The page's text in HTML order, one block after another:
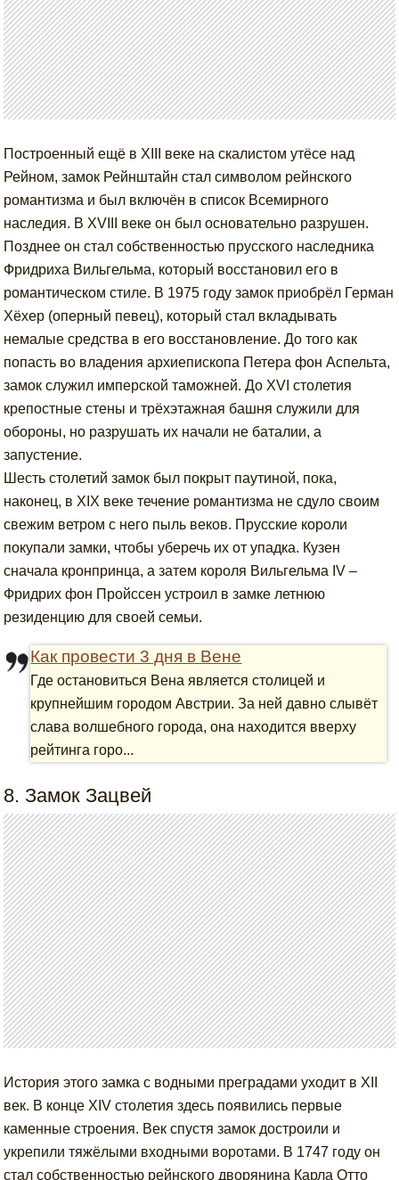
Построенный ещё в XIII веке на скалистом утёсе над
Рейном, замок Рейнштайн стал символом рейнского
романтизма и был включён в список Всемирного
наследия. В XVIII веке он был основательно разрушен.
Позднее он стал собственностью прусского наследника
Фридриха Вильгельма, который восстановил его в
романтическом стиле. В 1975 году замок приобрёл Герман
Хёхер (оперный певец), который стал вкладывать
немалые средства в его восстановление. До того как
попасть во владения архиепископа Петера фон Аспельта,
замок служил имперской таможней. До XVI столетия
крепостные стены и трёхэтажная башня служили для
обороны, но разрушать их начали не баталии, а
запустение.
Шесть столетий замок был покрыт паутиной, пока,
наконец, в XIX веке течение романтизма не сдуло своим
свежим ветром с него пыль веков. Прусские короли
покупали замки, чтобы уберечь их от упадка. Кузен
сначала кронпринца, а затем короля Вильгельма IV –
Фридрих фон Пройссен устроил в замке летнюю
резиденцию для своей семьи.
Как провести 3 дня в Вене
Где остановиться Вена является столицей и
крупнейшим городом Австрии. За ней давно слывёт
слава волшебного города, она находится вверху
рейтинга горо...
8. Замок Зацвей
История этого замка с водными преградами уходит в XII
век. В конце XIV столетия здесь появились первые
каменные строения. Век спустя замок достроили и
укрепили тяжёлыми входными воротами. В 1747 году он
стал собственностью рейнского дворянина Карла Отто